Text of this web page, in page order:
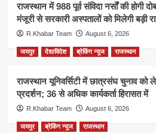
राजस्थान में 988 पूर्व संविदा नर्सों की होगी
मंजूरी से सरकारी अस्पतालों को मिलेगी बड़ी
R.Khabar Team August 6, 2026
जयपुर देश/विदेश ब्रेकिंग न्यूज राजस्थान
राजस्थान यूनिवर्सिटी में छात्रसंघ चुनाव
प्रदर्शन; 36 से अधिक कार्यकर्ता हिरासत में
R.Khabar Team August 6, 2026
जयपुर ब्रेकिंग न्यूज राजस्थान